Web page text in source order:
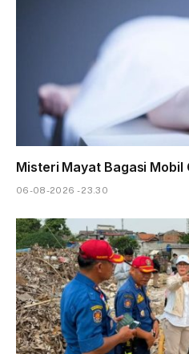
Misteri Mayat Bagasi
06-08-2026 - 23.30